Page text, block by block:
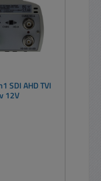
SDI AHD TVI
12V